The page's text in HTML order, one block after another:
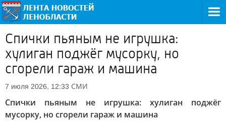
Спички пьяным не игрушка:
хулиган поджёг мусорку, но
сгорели гараж и машина
7 июля 2026, 12:33 СМИ
Спички пьяным не игрушка: хулиган поджёг
мусорку, но сгорели гараж и машина